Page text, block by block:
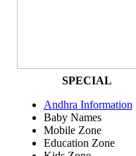
SPECIAL
Andhra Information
Baby Names
Mobile Zone
Education Zone